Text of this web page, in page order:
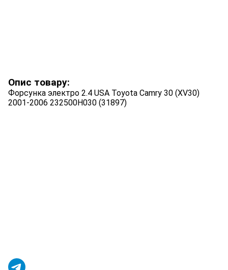
Опис товару:
Форсунка электро 2.4 USA Toyota Camry 30 (XV30)
2001-2006 232500H030 (31897)